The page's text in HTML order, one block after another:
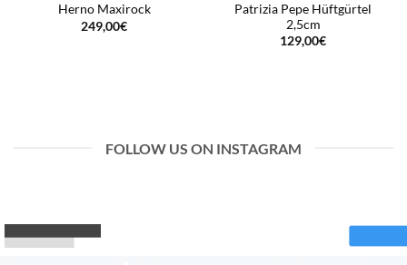
Herno Maxirock
249,00€
Patrizia Pepe Hüftgürtel
2,5cm
129,00€
FOLLOW US ON INSTAGRAM